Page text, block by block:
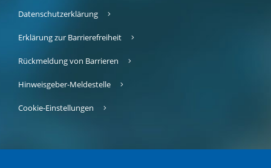
Datenschutzerklärung
Erklärung zur Barrierefreiheit
Rückmeldung von Barrieren
Hinweisgeber-Meldestelle
Cookie-Einstellungen